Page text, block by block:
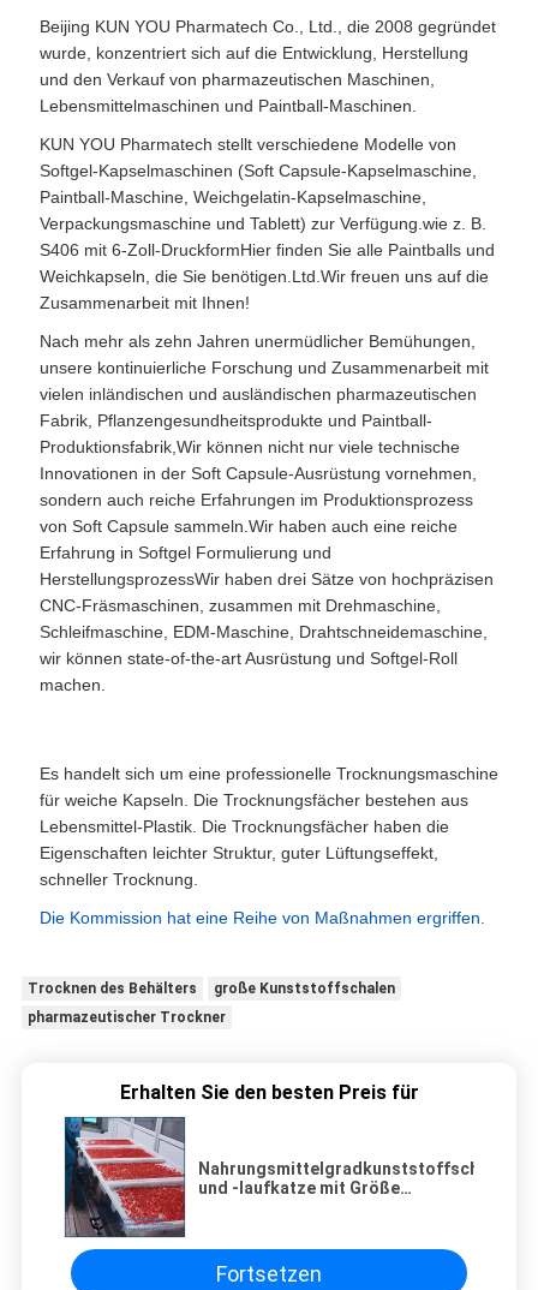
Beijing KUN YOU Pharmatech Co., Ltd., die 2008 gegründet
wurde, konzentriert sich auf die Entwicklung, Herstellung
und den Verkauf von pharmazeutischen Maschinen,
Lebensmittelmaschinen und Paintball-Maschinen.
KUN YOU Pharmatech stellt verschiedene Modelle von
Softgel-Kapselmaschinen (Soft Capsule-Kapselmaschine,
Paintball-Maschine, Weichgelatin-Kapselmaschine,
Verpackungsmaschine und Tablett) zur Verfügung.wie z. B.
S406 mit 6-Zoll-DruckformHier finden Sie alle Paintballs und
Weichkapseln, die Sie benötigen.Ltd.Wir freuen uns auf die
Zusammenarbeit mit Ihnen!
Nach mehr als zehn Jahren unermüdlicher Bemühungen,
unsere kontinuierliche Forschung und Zusammenarbeit mit
vielen inländischen und ausländischen pharmazeutischen
Fabrik, Pflanzengesundheitsprodukte und Paintball-
Produktionsfabrik,Wir können nicht nur viele technische
Innovationen in der Soft Capsule-Ausrüstung vornehmen,
sondern auch reiche Erfahrungen im Produktionsprozess
von Soft Capsule sammeln.Wir haben auch eine reiche
Erfahrung in Softgel Formulierung und
HerstellungsprozessWir haben drei Sätze von hochpräzisen
CNC-Fräsmaschinen, zusammen mit Drehmaschine,
Schleifmaschine, EDM-Maschine, Drahtschneidemaschine,
wir können state-of-the-art Ausrüstung und Softgel-Roll
machen.
Es handelt sich um eine professionelle Trocknungsmaschine
für weiche Kapseln. Die Trocknungsfächer bestehen aus
Lebensmittel-Plastik. Die Trocknungsfächer haben die
Eigenschaften leichter Struktur, guter Lüftungseffekt,
schneller Trocknung.
Die Kommission hat eine Reihe von Maßnahmen ergriffen.
Trocknen des Behälters
große Kunststoffschalen
pharmazeutischer Trockner
Erhalten Sie den besten Preis für
Nahrungsmittelgradkunststoffschale
und -laufkatze mit Größe
Fortsetzen